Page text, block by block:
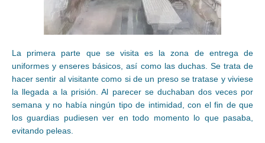
La primera parte que se visita es la zona de entrega de
uniformes y enseres básicos, así como las duchas. Se trata de
hacer sentir al visitante como si de un preso se tratase y viviese
la llegada a la prisión. Al parecer se duchaban dos veces por
semana y no había ningún tipo de intimidad, con el fin de que
los guardias pudiesen ver en todo momento lo que pasaba,
evitando peleas.